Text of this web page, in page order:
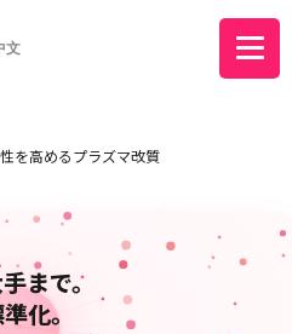
文
を高めるプラズマ改質
まで。
化。